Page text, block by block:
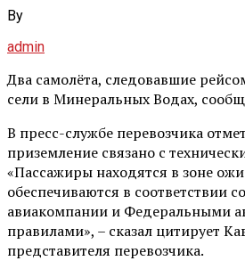
By
admin
Два самолёта, следовавшие
сели в Минеральных Водах,
В пресс-службе перевозчика
приземление связано с
«Пассажиры находятся в зоне
обеспечиваются в соответствии
авиакомпании и Федеральными
правилами», – сказал цитирует
представителя перевозчика.